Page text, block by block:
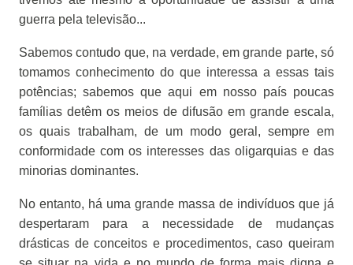
guerra pela televisão...
Sabemos contudo que, na verdade, em grande parte, só
tomamos conhecimento do que interessa a essas tais
potências; sabemos que aqui em nosso país poucas
famílias detêm os meios de difusão em grande escala,
os quais trabalham, de um modo geral, sempre em
conformidade com os interesses das oligarquias e das
minorias dominantes.
No entanto, há uma grande massa de indivíduos que já
despertaram para a necessidade de mudanças
drásticas de conceitos e procedimentos, caso queiram